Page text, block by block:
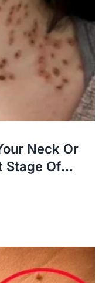
Neck Or
Stage Of...